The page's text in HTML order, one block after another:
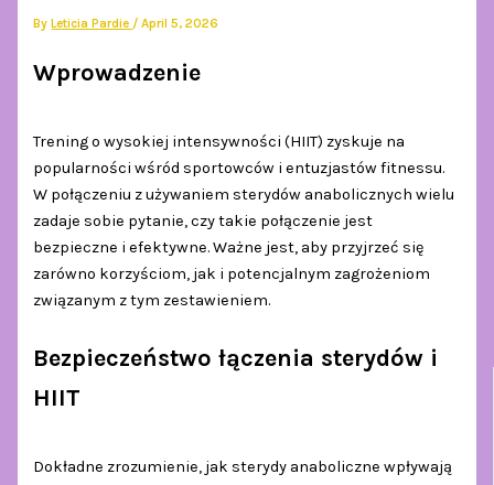
ByLeticia Pardie /April 5, 2026
Wprowadzenie
Trening o wysokiej intensywności (HIIT) zyskuje na
popularności wśród sportowców i entuzjastów fitnessu.
W połączeniu z używaniem sterydów anabolicznych wielu
zadaje sobie pytanie, czy takie połączenie jest
bezpieczne i efektywne. Ważne jest, aby przyjrzeć się
zarówno korzyściom, jak i potencjalnym zagrożeniom
związanym z tym zestawieniem.
Bezpieczeństwo łączenia sterydów i
HIIT
Dokładne zrozumienie, jak sterydy anaboliczne wpływają